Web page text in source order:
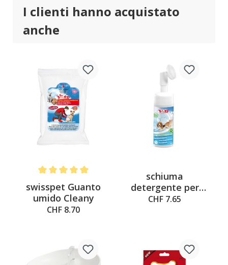
I clienti hanno acquistato
anche
Average rating of 5 out of 5 stars
swisspet Guanto
umido Cleany
CHF 8.70
schiuma
detergente per
zampe swisspet
CHF 7.65